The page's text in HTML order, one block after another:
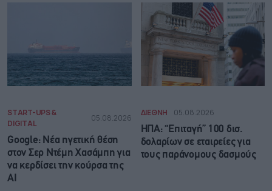
START-UPS &
DIGITAL
05.08.2026
Google: Νέα ηγετική θέση
στον Σερ Ντέμη Χασάμπη για
να κερδίσει την κούρσα της
ΑΙ
ΔΙΕΘΝΗ 05.08.2026
ΗΠΑ: “Επιταγή” 100 δισ.
δολαρίων σε εταιρείες για
τους παράνομους δασμούς